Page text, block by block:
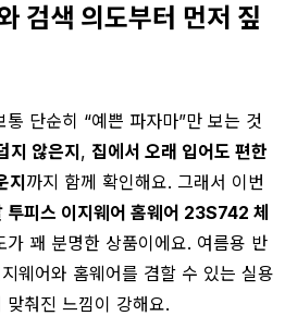
검색 의도부터 먼저 짚
단순히 “예쁜 파자마”만 보는 것
지 않은지, 집에서 오래 입어도 편한
지까지 함께 확인해요. 그래서 이번
투피스 이지웨어 홈웨어 23S742 체
꽤 분명한 상품이에요. 여름용 반
웨어와 홈웨어를 겸할 수 있는 실용
춰진 느낌이 강해요.